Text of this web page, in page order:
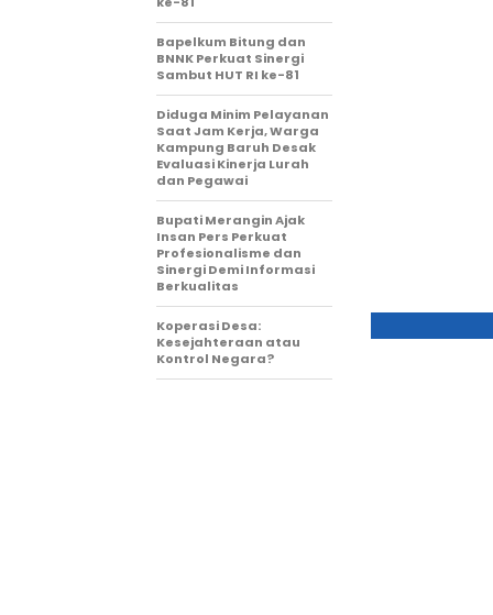
Bapelkum Bitung dan
BNNK Perkuat Sinergi
Sambut HUT RI ke-81
Diduga Minim Pelayanan
Saat Jam Kerja, Warga
Kampung Baruh Desak
Evaluasi Kinerja Lurah
dan Pegawai
Bupati Merangin Ajak
Insan Pers Perkuat
Profesionalisme dan
Sinergi Demi Informasi
Berkualitas
Koperasi Desa:
Kesejahteraan atau
Kontrol Negara?